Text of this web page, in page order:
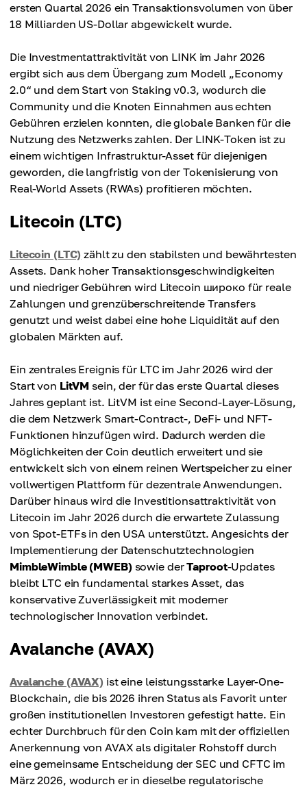
ersten Quartal 2026 ein Transaktionsvolumen von über
18 Milliarden US-Dollar abgewickelt wurde.
Die Investmentattraktivität von LINK im Jahr 2026
ergibt sich aus dem Übergang zum Modell „Economy
2.0“ und dem Start von Staking v0.3, wodurch die
Community und die Knoten Einnahmen aus echten
Gebühren erzielen konnten, die globale Banken für die
Nutzung des Netzwerks zahlen. Der LINK-Token ist zu
einem wichtigen Infrastruktur-Asset für diejenigen
geworden, die langfristig von der Tokenisierung von
Real-World Assets (RWAs) profitieren möchten.
Litecoin (LTC)
Litecoin (LTC) zählt zu den stabilsten und bewährtesten
Assets. Dank hoher Transaktionsgeschwindigkeiten
und niedriger Gebühren wird Litecoin широко für reale
Zahlungen und grenzüberschreitende Transfers
genutzt und weist dabei eine hohe Liquidität auf den
globalen Märkten auf.
Ein zentrales Ereignis für LTC im Jahr 2026 wird der
Start von LitVM sein, der für das erste Quartal dieses
Jahres geplant ist. LitVM ist eine Second-Layer-Lösung,
die dem Netzwerk Smart-Contract-, DeFi- und NFT-
Funktionen hinzufügen wird. Dadurch werden die
Möglichkeiten der Coin deutlich erweitert und sie
entwickelt sich von einem reinen Wertspeicher zu einer
vollwertigen Plattform für dezentrale Anwendungen.
Darüber hinaus wird die Investitionsattraktivität von
Litecoin im Jahr 2026 durch die erwartete Zulassung
von Spot-ETFs in den USA unterstützt. Angesichts der
Implementierung der Datenschutztechnologien
MimbleWimble (MWEB)sowie derTaproot-Updates
bleibt LTC ein fundamental starkes Asset, das
konservative Zuverlässigkeit mit moderner
technologischer Innovation verbindet.
Avalanche (AVAX)
Avalanche (AVAX) ist eine leistungsstarke Layer-One-
Blockchain, die bis 2026 ihren Status als Favorit unter
großen institutionellen Investoren gefestigt hatte. Ein
echter Durchbruch für den Coin kam mit der offiziellen
Anerkennung von AVAX als digitaler Rohstoff durch
eine gemeinsame Entscheidung der SEC und CFTC im
März 2026, wodurch er in dieselbe regulatorische